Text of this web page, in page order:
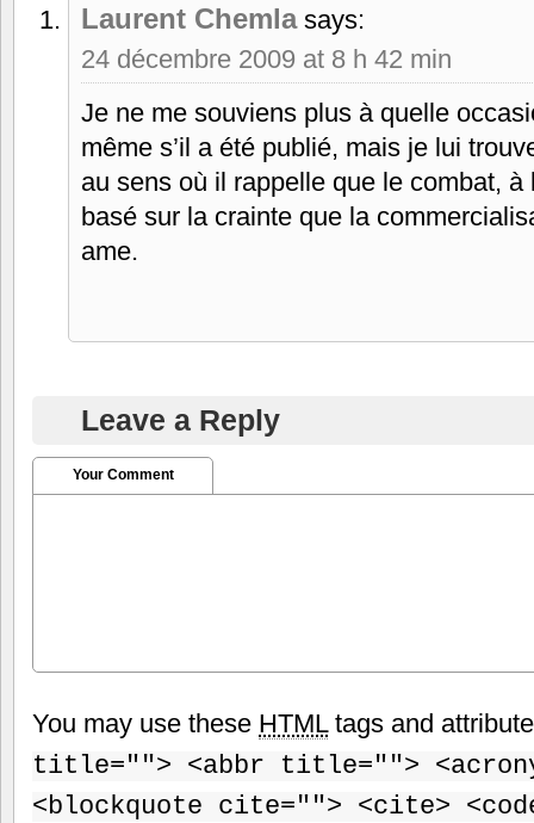
Laurent Chemla says:
24 décembre 2009 at 8 h 42 min
Je ne me souviens plus à quelle
même s’il a été publié, mais je lui
au sens où il rappelle que le combat, à
basé sur la crainte que la
ame.
Leave a Reply
Your Comment
You may use these HTMLtags and
title=""> <abbr title="">
<blockquote cite=""> <cite>